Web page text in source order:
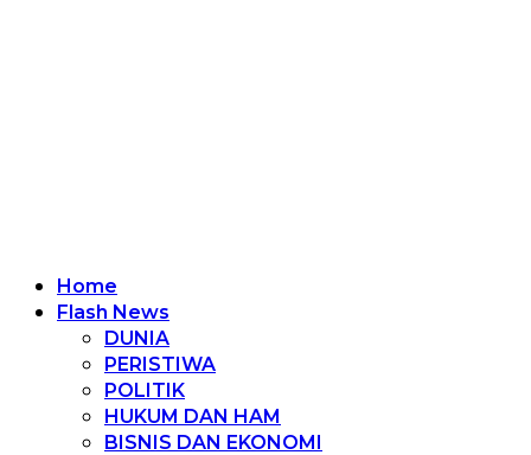
Home
Flash News
DUNIA
PERISTIWA
POLITIK
HUKUM DAN HAM
BISNIS DAN EKONOMI